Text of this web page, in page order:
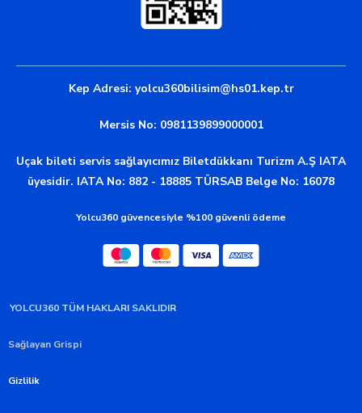
Kep Adresi: yolcu360bilisim@hs01.kep.tr
Mersis No: 0981139899000001
Uçak bileti servis sağlayıcımız Biletdükkanı Turizm A.Ş IATA
üyesidir. IATA No: 882 - 18885 TÜRSAB Belge No: 16078
Yolcu360 güvencesiyle %100 güvenli ödeme
YOLCU360 TÜM HAKLARI SAKLIDIR
Sağlayan Grispi
Gizlilik